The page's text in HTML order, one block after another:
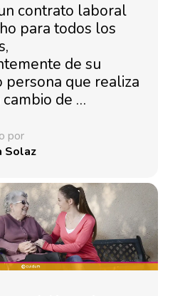
contrato laboral
para todos los
de su
persona que realiza
de …
por
Solaz